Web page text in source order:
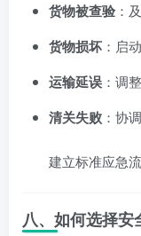
货物被查验：
货物损坏 ：启
运输延误 ：调
清关失败 ：协
建立标准应急
八、如何选择安